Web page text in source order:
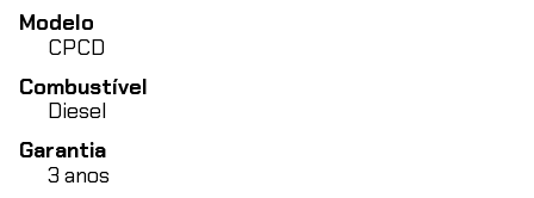
Modelo
CPCD
Combustível
Diesel
Garantia
3 anos